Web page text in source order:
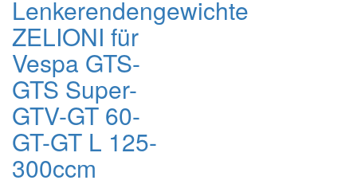
Lenkerendengewichte
ZELIONI für
Vespa GTS-
GTS Super-
GTV-GT 60-
GT-GT L 125-
300ccm